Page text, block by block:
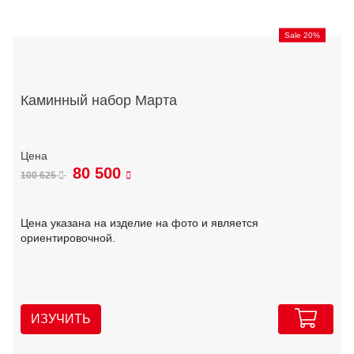
Sale 20%
Каминный набор Марта
100 625 80 500
Цена указана на изделие на фото и является
ориентировочной.
ИЗУЧИТЬ